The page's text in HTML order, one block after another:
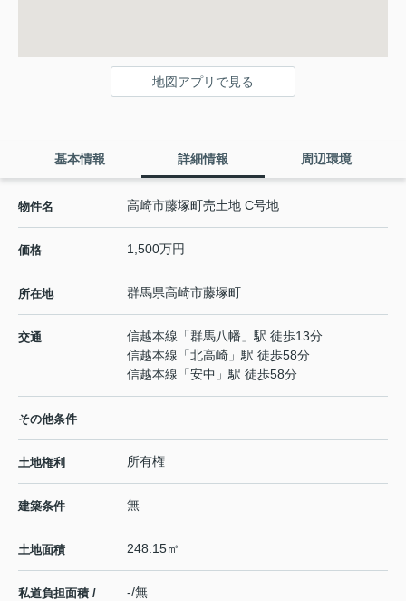
地図アプリで見る
基本情報 詳細情報 周辺環境
物件名 高崎市藤塚町売土地 C号地
価格 1,500万円
所在地 群馬県高崎市藤塚町
交通 信越本線 「群馬八幡 」駅 徒歩13分
信越本線 「北高崎 」駅 徒歩58分
信越本線 「安中 」駅 徒歩58分
その他条件
土地権利 所有権
建築条件 無
土地面積 248.15㎡
私道負担面積 /
-/無